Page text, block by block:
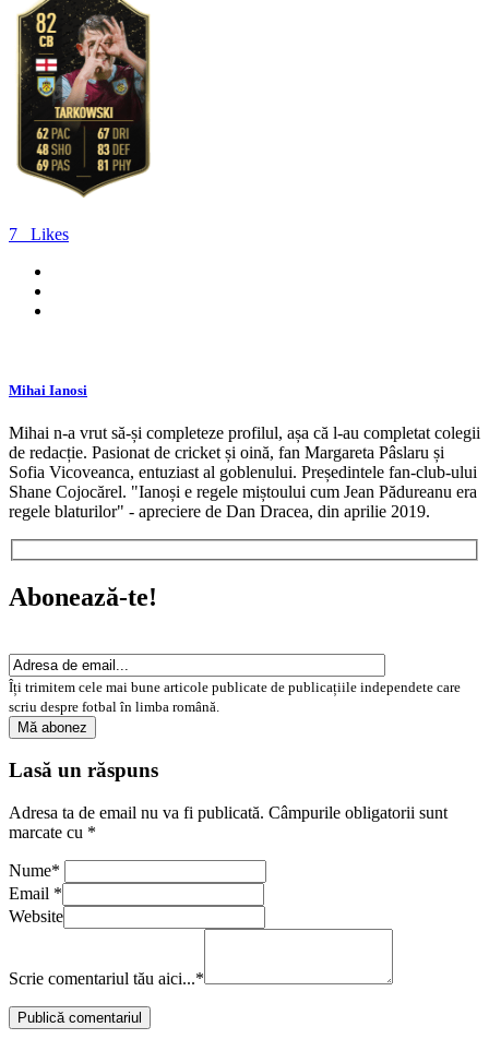
7 Likes
Mihai Ianosi
Mihai n-a vrut să-și completeze profilul, așa că l-au completat colegii
de redacție. Pasionat de cricket și oină, fan Margareta Pâslaru și
Sofia Vicoveanca, entuziast al goblenului. Președintele fan-club-ului
Shane Cojocărel. "Ianoși e regele miștoului cum Jean Pădureanu era
regele blaturilor" - apreciere de Dan Dracea, din aprilie 2019.
Abonează-te!
Îți trimitem cele mai bune articole publicate de publicațiile independete care
scriu despre fotbal în limba română.
Lasă un răspuns
Adresa ta de email nu va fi publicată. Câmpurile obligatorii sunt
marcate cu *
Nume*
Email *
Website
Scrie comentariul tău aici...*